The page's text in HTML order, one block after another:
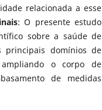
relacionada a esse
: O presente estudo
sobre a saúde de
principais domínios de
o corpo de
de medidas